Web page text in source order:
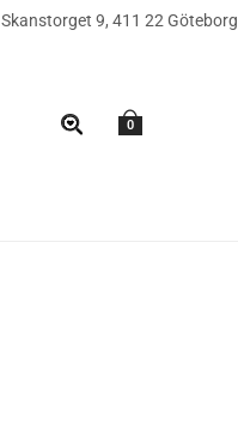
Skanstorget 9, 411 22 Göteborg
0